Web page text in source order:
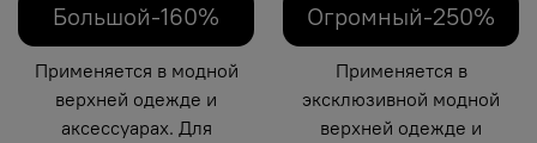
Большой-160%
Применяется в модной
верхней одежде и
аксессуарах. Для
Огромный-250%
Применяется в
эксклюзивной модной
верхней одежде и